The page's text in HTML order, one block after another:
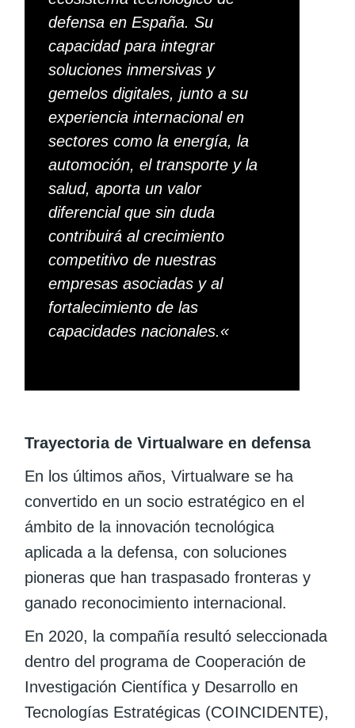
defensa en España. Su
capacidad para integrar
soluciones inmersivas y
gemelos digitales, junto a su
experiencia internacional en
sectores como la energía, la
automoción, el transporte y la
salud, aporta un valor
diferencial que sin duda
contribuirá al crecimiento
competitivo de nuestras
empresas asociadas y al
fortalecimiento de las
capacidades nacionales.«
Trayectoria de Virtualware en defensa
En los últimos años, Virtualware se ha
convertido en un socio estratégico en el
ámbito de la innovación tecnológica
aplicada a la defensa, con soluciones
pioneras que han traspasado fronteras y
ganado reconocimiento internacional.
En 2020, la compañía resultó seleccionada
dentro del programa de Cooperación de
Investigación Científica y Desarrollo en
Tecnologías Estratégicas (COINCIDENTE),